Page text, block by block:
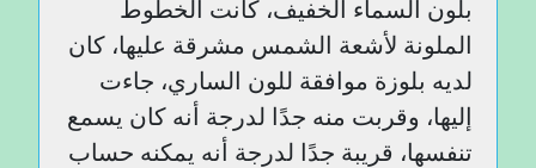
بلون السماء الخفيف، كانت الخطوط
الملونة لأشعة الشمس مشرقة عليها، كان
لديه بلوزة موافقة للون الساري، جاءت
إليها، وقربت منه جدًا لدرجة أنه كان يسمع
تنفسها، قريبة جدًا لدرجة أنه يمكنه حساب